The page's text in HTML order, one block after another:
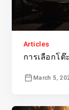
Articles
การเลือกโ
March 5,